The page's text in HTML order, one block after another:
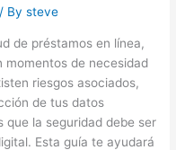
/ Bysteve
de préstamos en línea,
momentos de necesidad
riesgos asociados,
de tus datos
que la seguridad debe ser
Esta guía te ayudará